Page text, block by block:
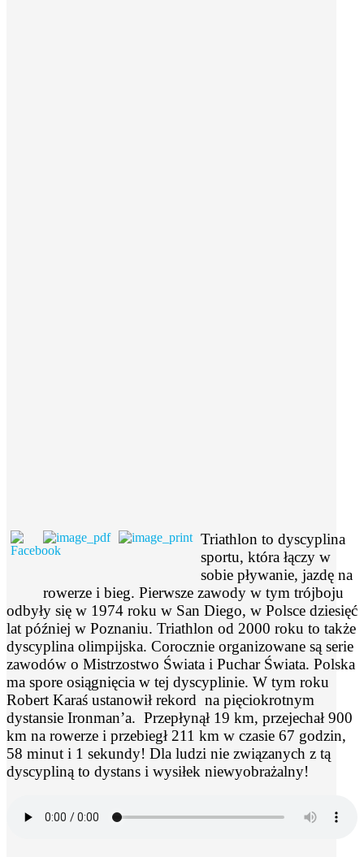
Triathlon to dyscyplina
sportu, która łączy w
sobie pływanie, jazdę na
rowerze i bieg. Pierwsze zawody w tym trójboju
odbyły się w 1974 roku w San Diego, w Polsce dziesięć
lat później w Poznaniu. Triathlon od 2000 roku to także
dyscyplina olimpijska. Corocznie organizowane są serie
zawodów o Mistrzostwo Świata i Puchar Świata. Polska
ma spore osiągnięcia w tej dyscyplinie. W tym roku
Robert Karaś ustanowił rekord na pięciokrotnym
dystansie Ironman’a. Przepłynął 19 km, przejechał 900
km na rowerze i przebiegł 211 km w czasie 67 godzin,
58 minut i 1 sekundy! Dla ludzi nie związanych z tą
dyscypliną to dystans i wysiłek niewyobrażalny!